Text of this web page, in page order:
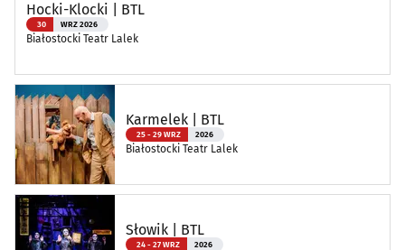
Hocki-Klocki | BTL
30 WRZ 2026
Białostocki Teatr Lalek
Karmelek | BTL
25 - 29 WRZ 2026
Białostocki Teatr Lalek
Słowik | BTL
24 - 27 WRZ 2026